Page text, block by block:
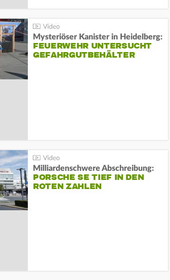
Mysteriöser Kanister in Heidelberg:
FEUERWEHR UNTERSUCHT
GEFAHRGUTBEHÄLTER
Milliardenschwere Abschreibung:
PORSCHE SE TIEF IN DEN
ROTEN ZAHLEN